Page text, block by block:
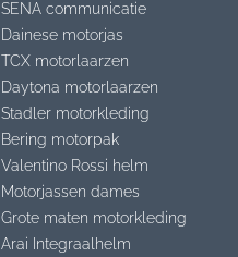
SENA communicatie
Dainese motorjas
TCX motorlaarzen
Daytona motorlaarzen
Stadler motorkleding
Bering motorpak
Valentino Rossi helm
Motorjassen dames
Grote maten motorkleding
Arai Integraalhelm